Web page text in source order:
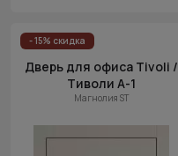
- 15% скидка
Дверь для офиса Tivoli /
Тиволи А-1
Магнолия ST